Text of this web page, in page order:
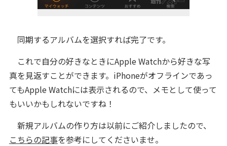
同期するアルバムを選択すれば完了です。
これで自分の好きなときにApple Watchから好きな写
真を見返すことができます。iPhoneがオフラインであっ
てもApple Watchには表示されるので、メモとして使って
もいいかもしれないですね！
新規アルバムの作り方は以前にご紹介しましたので、
こちらの記事を参考にしてくださいませ。